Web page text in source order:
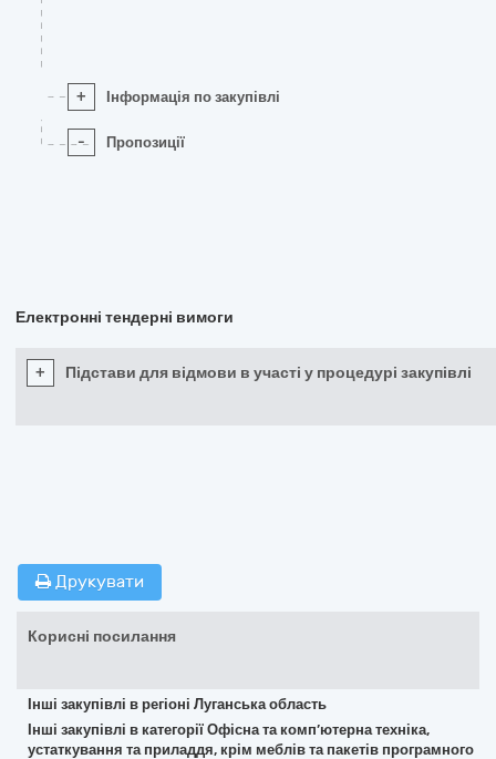
+ Інформація по закупівлі
- Пропозиції
Електронні тендерні вимоги
+ Підстави для відмови в участі у процедурі закупівлі
Друкувати
Корисні посилання
Інші закупівлі в регіоні Луганська область
Інші закупівлі в категорії Офісна та комп’ютерна техніка,
устаткування та приладдя, крім меблів та пакетів програмного